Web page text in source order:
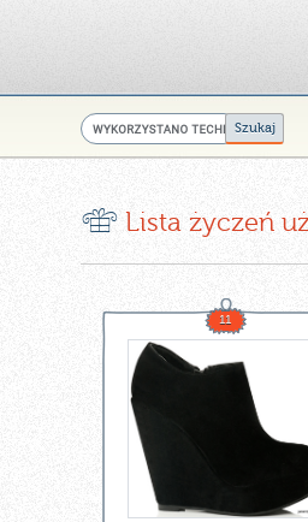
r Lista życzeń
11